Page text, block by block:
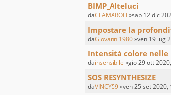
BIMP_Alteluci
daCLAMAROLI»sab 12 dic
Impostare la
daGiovanni1980»ven 19 lug
Intensità colore nelle
dainsensibile »gio 29 ott
SOS RESYNTHESIZE
daVINCY59»ven 25 set 2020,